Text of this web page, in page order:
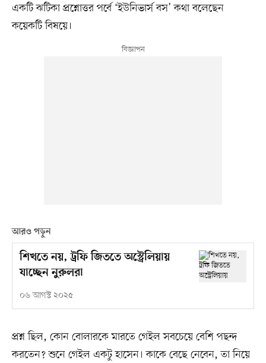
একটি ঝটিকা প্রশ্নোত্তর পর্বে ‘ইউনিভার্স বস’ কথা বলেছেন
কয়েকটি বিষয়ে।
আরও পড়ুন
শিখতে নয়, ট্রফি জিততে অস্ট্রেলিয়ায়
যাচ্ছেন নুরুলরা
০৬ আগস্ট ২০২৫
প্রশ্ন ছিল, কোন বোলারকে মারতে গেইল সবচেয়ে বেশি পছন্দ
করতেন? শুনে গেইল একটু হাসেন। কাকে বেছে নেবেন, তা নিয়ে